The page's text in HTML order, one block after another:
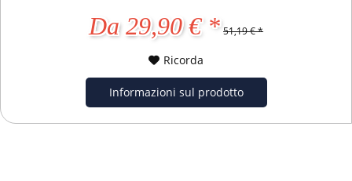
Da 29,90 € * 51,19 € *
Ricorda
Informazioni sul prodotto